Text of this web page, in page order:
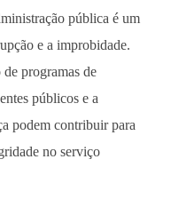
pública é um
e a improbidade.
programas de
públicos e a
podem contribuir para
no serviço